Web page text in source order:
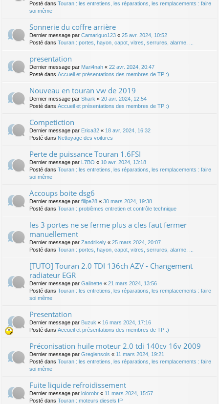
Posté dans Touran : les entretiens, les réparations, les remplacements : faire
soi même
Sonnerie du coffre arrière
Dernier message par Camariguo123 « 25 avr. 2024, 10:52
Posté dans Touran : portes, hayon, capot, vitres, serrures, alarme, ...
presentation
Dernier message par Mari4nah « 22 avr. 2024, 20:47
Posté dans Accueil et présentations des membres de TP :)
Nouveau en touran vw de 2019
Dernier message par Shark « 20 avr. 2024, 12:54
Posté dans Accueil et présentations des membres de TP :)
Competiction
Dernier message par Erica32 « 18 avr. 2024, 16:32
Posté dans Nettoyage des voitures
Perte de puissance Touran 1.6FSI
Dernier message par L7BO « 10 avr. 2024, 13:18
Posté dans Touran : les entretiens, les réparations, les remplacements : faire
soi même
Accoups boite dsg6
Dernier message par filipe28 « 30 mars 2024, 19:38
Posté dans Touran : problèmes entretien et contrôle technique
les 3 portes ne se ferme plus a cles faut fermer
manuellement
Dernier message par Zandrikely « 25 mars 2024, 20:07
Posté dans Touran : portes, hayon, capot, vitres, serrures, alarme, ...
[TUTO] Touran 2.0 TDI 136ch AZV - Changement
radiateur EGR
Dernier message par Galinette « 21 mars 2024, 13:56
Posté dans Touran : les entretiens, les réparations, les remplacements : faire
soi même
Presentation
Dernier message par Buzuk « 16 mars 2024, 17:16
Posté dans Accueil et présentations des membres de TP :)
Préconisation huile moteur 2.0 tdi 140cv 16v 2009
Dernier message par Greglensois « 11 mars 2024, 19:21
Posté dans Touran : les entretiens, les réparations, les remplacements : faire
soi même
Fuite liquide refroidissement
Dernier message par lolorobr « 11 mars 2024, 15:57
Posté dans Touran : moteurs diesels IP